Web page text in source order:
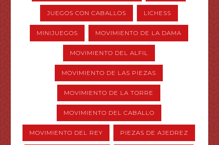
JUEGOS CON CABALLOS LICHESS
MINIJUEGOS MOVIMIENTO DE LA DAMA
MOVIMIENTO DEL ALFIL
MOVIMIENTO DE LAS PIEZAS
MOVIMIENTO DE LA TORRE
MOVIMIENTO DEL CABALLO
MOVIMIENTO DEL REY PIEZAS DE AJEDREZ